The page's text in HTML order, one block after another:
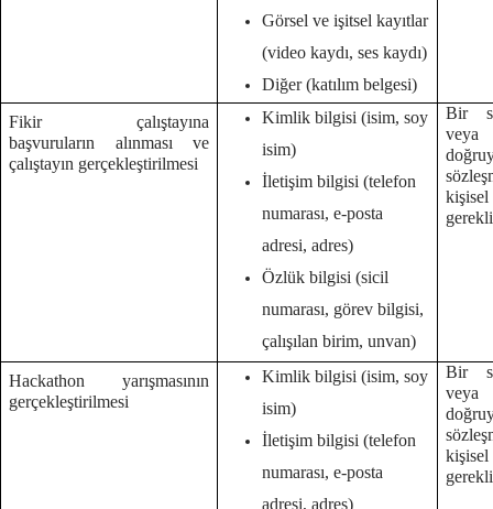
Görsel ve işitsel kayıtlar
(video kaydı, ses kaydı)
Diğer (katılım belgesi)
Fikir çalıştayına
başvuruların alınması ve
çalıştayın gerçekleştirilmesi
Kimlik bilgisi (isim, soy
isim)
İletişim bilgisi (telefon
numarası, e-posta
adresi, adres)
Özlük bilgisi (sicil
numarası, görev bilgisi,
çalışılan birim, unvan)
Bir
veya
Hackathon yarışmasının
gerçekleştirilmesi
Kimlik bilgisi (isim, soy
isim)
İletişim bilgisi (telefon
numarası, e-posta
adresi, adres)
Bir
veya